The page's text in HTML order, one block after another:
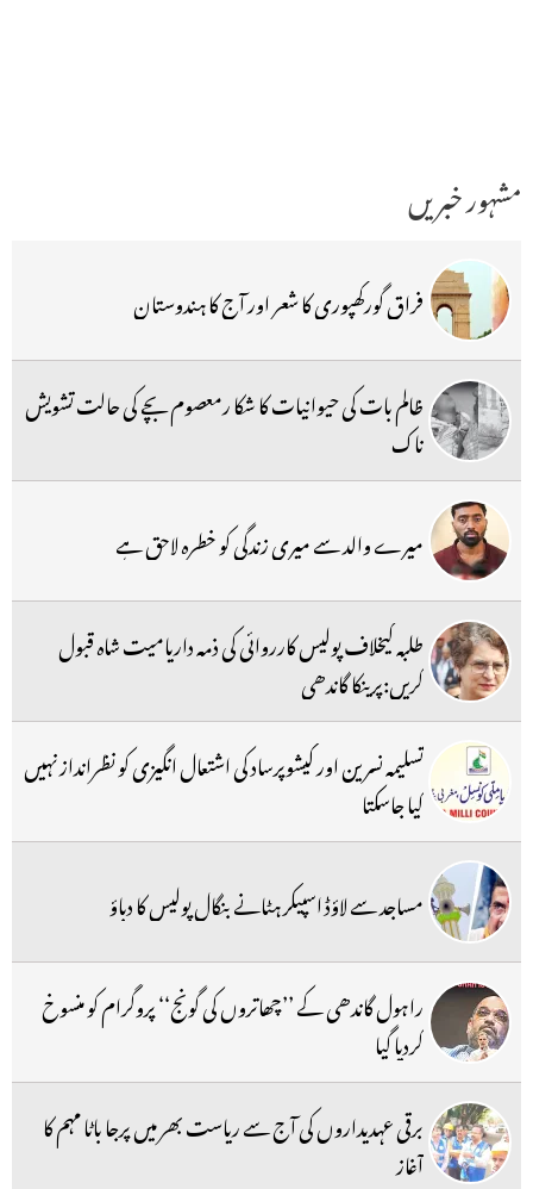
مشہور خبریں
فراق گورکھپوری کا شعر اور آج کا ہندوستان
ظالم بات کی حیوانیات کا شکا رمعصوم بچے کی حالت تشویش
ناک
میرے والد سے میری زندگی کو خطرہ لاحق ہے
طلبہ کیخلاف پولیس کارروائی کی ذمہ داریامیت شاہ قبول
کریں:پرینکا گاندھی
تسلیمہ نسرین اور کیشوپرساد کی اشتعال انگیزی کو نظرانداز نہیں
کیا جاسکتا
مساجد سے لاؤڈ اسپیکر ہٹانے بنگال پولیس کا دباؤ
راہول گاندھی کے ’’چھاتروں کی گونج‘‘ پروگرام کو منسوخ
کردیا گیا
برقی عہدیداروں کی آج سے ریاست بھر میں پرجا باٹا مہم کا
آغاز